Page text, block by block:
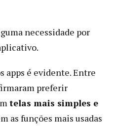
necessidade por
apps é evidente. Entre
preferir
telas mais simples e
as funções mais usadas